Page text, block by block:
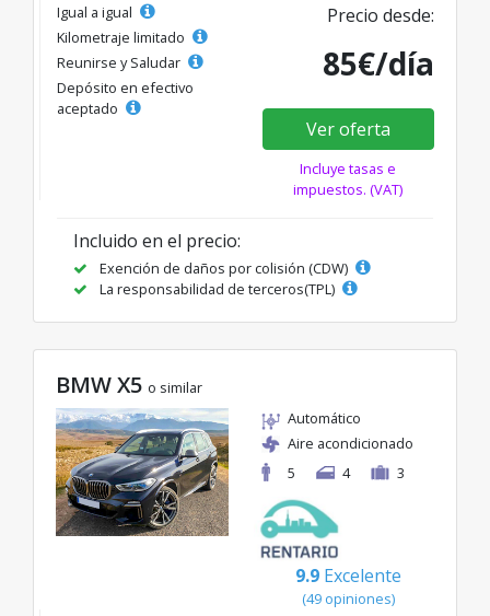
Igual a igual
Kilometraje limitado
Reunirse y Saludar
Depósito en efectivo
aceptado
Precio desde:
85€/día
Ver oferta
Incluye tasas e
impuestos. (VAT)
Incluido en el precio:
Exención de daños por colisión (CDW)
La responsabilidad de terceros(TPL)
BMW X5 o similar
Automático
Aire acondicionado
5
4 3
9.9 Excelente
(49 opiniones)